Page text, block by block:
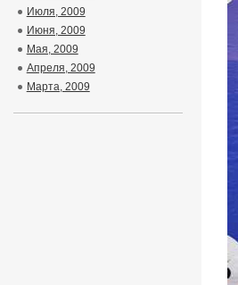
Июля, 2009
Июня, 2009
Мая, 2009
Апреля, 2009
Марта, 2009